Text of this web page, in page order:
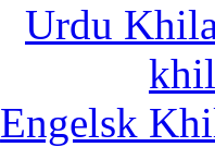
Urdu
Engelsk